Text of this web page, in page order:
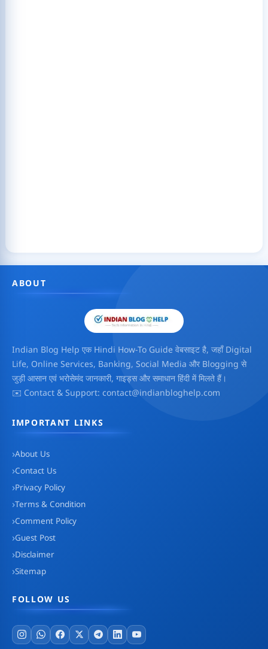
ABOUT
Indian Blog Help एक Hindi How-To Guide वेबसाइट है, जहाँ Digital
Life, Online Services, Banking, Social Media और Blogging से
जुड़ी आसान एवं भरोसेमंद जानकारी, गाइड्स और समाधान हिंदी में मिलते हैं।
✉️ Contact & Support: contact@indianbloghelp.com
IMPORTANT LINKS
About Us
Contact Us
Privacy Policy
Terms & Condition
Comment Policy
Guest Post
Disclaimer
Sitemap
FOLLOW US